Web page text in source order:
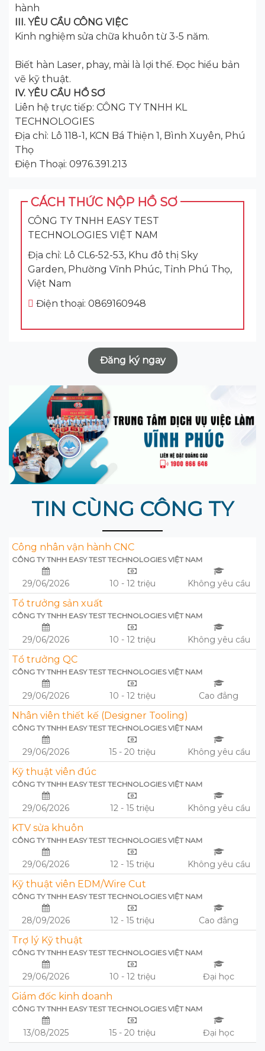
hành
III. YÊU CẦU CÔNG VIỆC
Kinh nghiệm sửa chữa khuôn từ 3-5 năm.
Biết hàn Laser, phay, mài là lợi thế. Đọc hiểu bản
vẽ kỹ thuật.
IV. YÊU CẦU HỒ SƠ
Liên hệ trực tiếp: CÔNG TY TNHH KL
TECHNOLOGIES
Địa chỉ: Lô 118-1, KCN Bá Thiện 1, Bình Xuyên, Phú
Thọ
Điện Thoại: 0976.391.213
CÁCH THỨC NỘP HỒ SƠ
CÔNG TY TNHH EASY TEST
TECHNOLOGIES VIỆT NAM
Địa chỉ: Lô CL6-52-53, Khu đô thị Sky
Garden, Phường Vĩnh Phúc, Tỉnh Phú Thọ,
Việt Nam
Điện thoại: 0869160948
Đăng ký ngay
TIN CÙNG CÔNG TY
Công nhân vận hành CNC
CÔNG TY TNHH EASY TEST TECHNOLOGIES VIỆT NAM
29/06/2026 10 - 12 triệu Không yêu cầu
Tổ trưởng sản xuất
CÔNG TY TNHH EASY TEST TECHNOLOGIES VIỆT NAM
29/06/2026 10 - 12 triệu Không yêu cầu
Tổ trưởng QC
CÔNG TY TNHH EASY TEST TECHNOLOGIES VIỆT NAM
29/06/2026 10 - 12 triệu Cao đẳng
Nhân viên thiết kế (Designer Tooling)
CÔNG TY TNHH EASY TEST TECHNOLOGIES VIỆT NAM
29/06/2026 15 - 20 triệu Không yêu cầu
Kỹ thuật viên đúc
CÔNG TY TNHH EASY TEST TECHNOLOGIES VIỆT NAM
29/06/2026 12 - 15 triệu Không yêu cầu
KTV sửa khuôn
CÔNG TY TNHH EASY TEST TECHNOLOGIES VIỆT NAM
29/06/2026 12 - 15 triệu Không yêu cầu
Kỹ thuật viên EDM/Wire Cut
CÔNG TY TNHH EASY TEST TECHNOLOGIES VIỆT NAM
28/09/2026 12 - 15 triệu Cao đẳng
Trợ lý Kỹ thuật
CÔNG TY TNHH EASY TEST TECHNOLOGIES VIỆT NAM
29/06/2026 10 - 12 triệu Đại học
Giám đốc kinh doanh
CÔNG TY TNHH EASY TEST TECHNOLOGIES VIỆT NAM
13/08/2025 15 - 20 triệu Đại học